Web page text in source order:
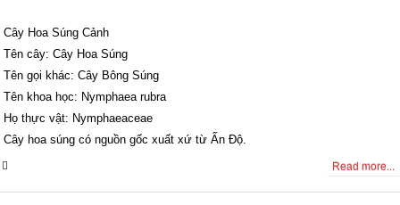
Cây Hoa Súng Cảnh
Tên cây: Cây Hoa Súng
Tên gọi khác: Cây Bông Súng
Tên khoa học: Nymphaea rubra
Họ thực vật: Nymphaeaceae
Cây hoa súng có nguồn gốc xuất xứ từ Ấn Độ.
Read more...